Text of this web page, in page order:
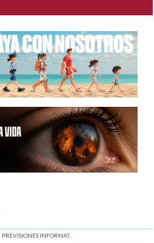
AQUÍ:
PREVISIONES INFORMAT...